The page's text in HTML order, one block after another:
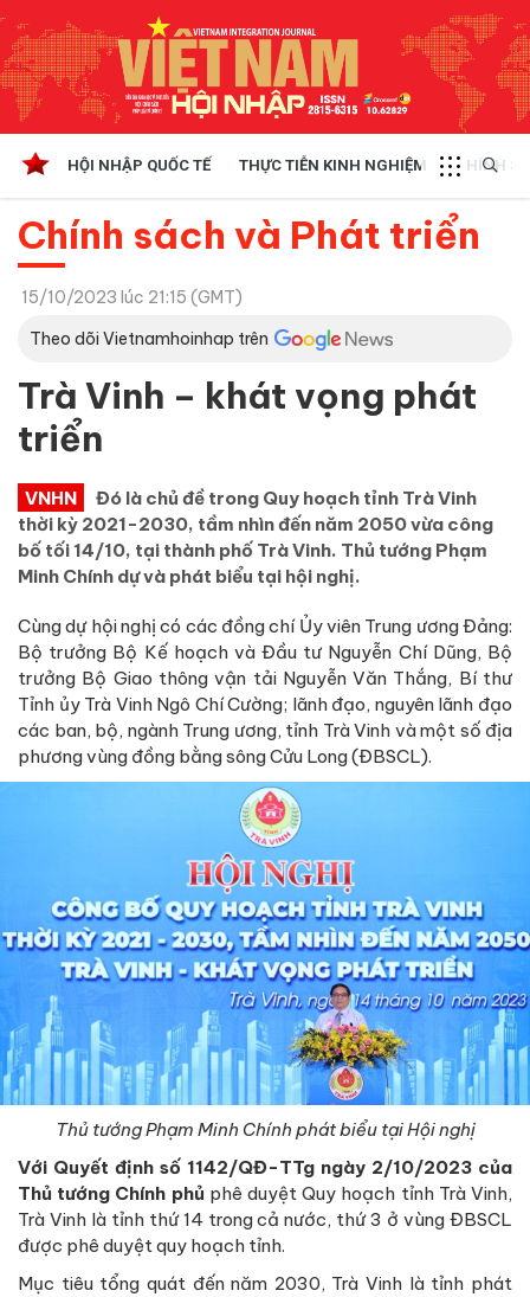
HỘI NHẬP QUỐC TẾ THỰC TIỄN KINH NGHIỆM CHÍNH
Chính sách và Phát triển
15/10/2023 lúc 21:15 (GMT)
Theo dõi Vietnamhoinhap trên
Trà Vinh – khát vọng phát
triển
VNHN
Đó là chủ đề trong Quy hoạch tỉnh Trà Vinh
thời kỳ 2021-2030, tầm nhìn đến năm 2050 vừa công
bố tối 14/10, tại thành phố Trà Vinh. Thủ tướng Phạm
Minh Chính dự và phát biểu tại hội nghị.
Cùng dự hội nghị có các đồng chí Ủy viên Trung ương Đảng:
Bộ trưởng Bộ Kế hoạch và Đầu tư Nguyễn Chí Dũng, Bộ
trưởng Bộ Giao thông vận tải Nguyễn Văn Thắng, Bí thư
Tỉnh ủy Trà Vinh Ngô Chí Cường; lãnh đạo, nguyên lãnh đạo
các ban, bộ, ngành Trung ương, tỉnh Trà Vinh và một số địa
phương vùng đồng bằng sông Cửu Long (ĐBSCL).
Thủ tướng Phạm Minh Chính phát biểu tại Hội nghị
Với Quyết định số 1142/QĐ-TTg ngày 2/10/2023 của
Thủ tướng Chính phủ phê duyệt Quy hoạch tỉnh Trà Vinh,
Trà Vinh là tỉnh thứ 14 trong cả nước, thứ 3 ở vùng ĐBSCL
được phê duyệt quy hoạch tỉnh.
Mục tiêu tổng quát đến năm 2030, Trà Vinh là tỉnh phát